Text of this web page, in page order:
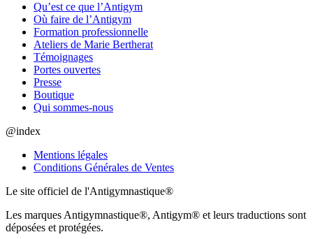
Qu’est ce que l’Antigym
Où faire de l’Antigym
Formation professionnelle
Ateliers de Marie Bertherat
Témoignages
Portes ouvertes
Presse
Boutique
Qui sommes-nous
@index
Mentions légales
Conditions Générales de Ventes
Le site officiel de l'Antigymnastique®
Les marques Antigymnastique®, Antigym® et leurs traductions sont
déposées et protégées.